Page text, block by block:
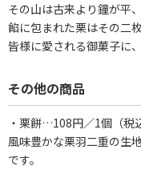
その山は古来より鐘が平
餡に包まれた栗はその二
皆様に愛される御菓子に
その他の商品
・栗餅…108円／1個（税込
風味豊かな栗羽二重の生
です。